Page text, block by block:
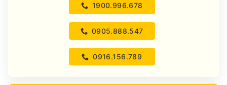
1900.996.678
0905.888.547
0916.156.789